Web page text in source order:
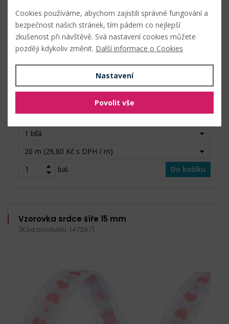
Tkaná
596 Kč s DPH / bal. (20 m)
1 bílá
20 m (29,80 Kč s DPH / m)
bal.
Do košíku
Vzorovka srdce šíře 15 mm
(Kód produktu: 147297)
Cookies používáme, abychom zajistili správné fungování a
bezpečnost našich stránek, tím pádem co nejlepší
zkušenost při návštěvě. Svá nastavení cookies můžete
později kdykoliv změnit. Další informace o Cookies
Nastavení
Povolit vše